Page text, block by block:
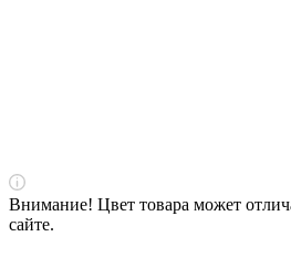
Внимание! Цвет товара может
сайте.